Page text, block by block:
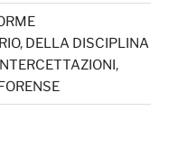
DELLA DISCIPLINA